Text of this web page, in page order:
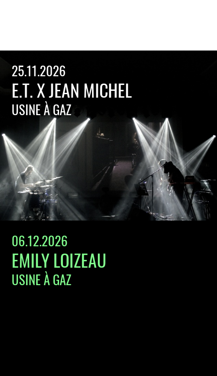
25.11.2026
E.T. X JEAN MICHEL
USINE À GAZ
06.12.2026
EMILY LOIZEAU
USINE À GAZ